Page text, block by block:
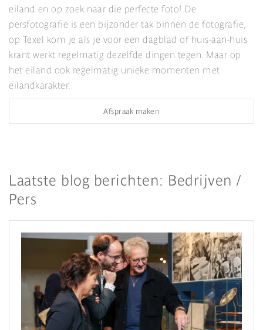
eiland en op zoek naar die perfecte foto! De
persfotografie is een bijzonder tak binnen de fotografie,
op Texel kom je als je voor een dagblad of huis-aan-huis
krant werkt regelmatig dezelfde dingen tegen. Maar op
het eiland ook regelmatig unieke momenten met
eilandkarakter.
Afspraak maken
Laatste blog berichten: Bedrijven /
Pers